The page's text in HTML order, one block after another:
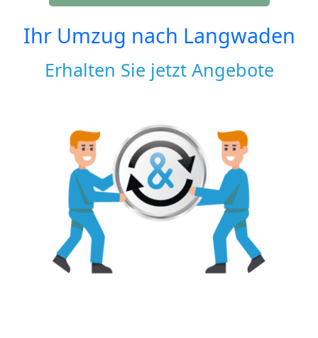
Ihr Umzug nach Langwaden
Erhalten Sie jetzt Angebote